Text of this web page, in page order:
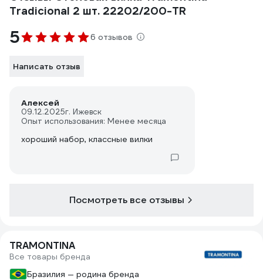
Tradicional 2 шт. 22202/200-TR
5 6 отзывов
Написать отзыв
Алексей
09.12.2025г. Ижевск
Опыт использования: Менее месяца
хороший набор, классные вилки
Посмотреть все отзывы
TRAMONTINA
Все товары бренда
Бразилия — родина бренда